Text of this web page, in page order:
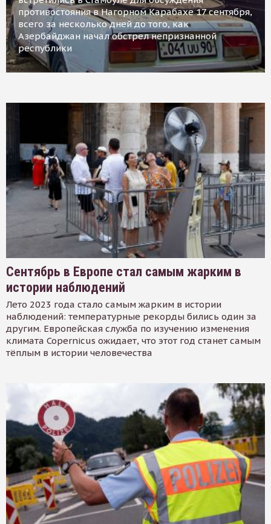
противостояния в Нагорном Карабахе 17 сентября,
всего за несколько дней до того, как
Азербайджан начал обстрел непризнанной
республики
Сентябрь в Европе стал самым жарким в
истории наблюдений
Лето 2023 года стало самым жарким в истории
наблюдений: температурные рекорды бились один за
другим. Европейская служба по изучению изменения
климата Copernicus ожидает, что этот год станет самым
тёплым в истории человечества